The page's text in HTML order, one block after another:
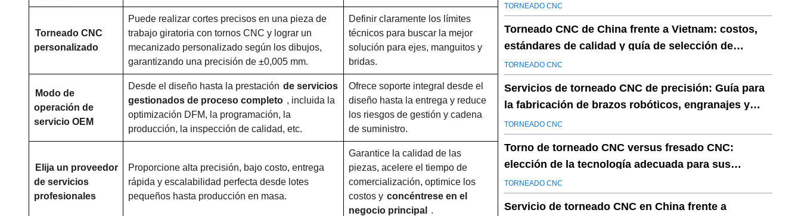
Torneado CNC
personalizado
Puede realizar cortes precisos en una pieza de
trabajo giratoria con tornos CNC y lograr un
mecanizado personalizado según los dibujos,
garantizando una precisión de ±0,005 mm.
Definir claramente los límites
técnicos para buscar la mejor
solución para ejes, manguitos y
bridas.
Modo de
operación de
servicio OEM
Desde el diseño hasta la prestación de servicios
gestionados de proceso completo , incluida la
optimización DFM, la programación, la
producción, la inspección de calidad, etc.
Ofrece soporte integral desde el
diseño hasta la entrega y reduce
los riesgos de gestión y cadena
de suministro.
Elija un proveedor
de servicios
profesionales
Proporcione alta precisión, bajo costo, entrega
rápida y escalabilidad perfecta desde lotes
pequeños hasta producción en masa.
Garantice la calidad de las
piezas, acelere el tiempo de
comercialización, optimice los
costos y concéntrese en el
negocio principal
.
TORNEADO CNC
Torneado CNC de China frente a Vietnam: costos,
estándares de calidad y guía de selección de
proveedores
TORNEADO CNC
Servicios de torneado CNC de precisión: Guía para
la fabricación de brazos robóticos, engranajes y
piezas de actuadores.
TORNEADO CNC
Torno de torneado CNC versus fresado CNC:
elección de la tecnología adecuada para sus
necesidades de fabricación
TORNEADO CNC
Servicio de torneado CNC en China frente a